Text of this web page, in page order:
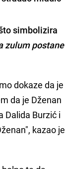
simbolizira
zulum postane
dokaze da je
da je Dženan
Dalida Burzić i
kazao je